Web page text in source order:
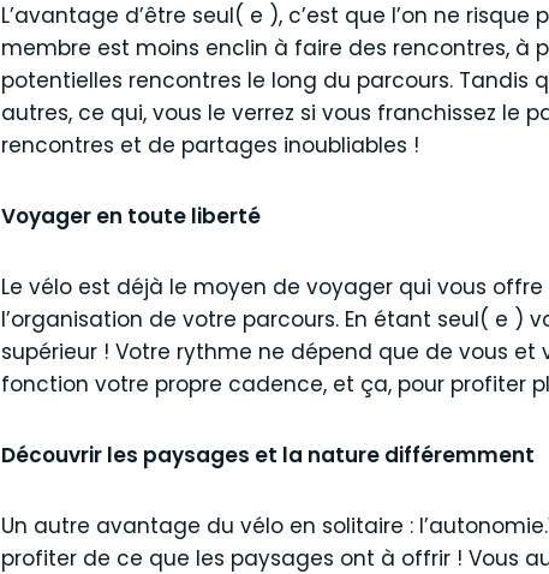
L’avantage d’être seul( e ), c’est que l’on ne
membre est moins enclin à faire des rencontres, à
potentielles rencontres le long du parcours. Tandis
autres, ce qui, vous le verrez si vous franchissez le
rencontres et de partages inoubliables !
Voyager en toute liberté
Le vélo est déjà le moyen de voyager qui vous
l’organisation de votre parcours. En étant seul( e )
supérieur ! Votre rythme ne dépend que de vous et
fonction votre propre cadence, et ça, pour profiter
Découvrir les paysages et la nature différemment
Un autre avantage du vélo en solitaire :
profiter de ce que les paysages ont à offrir ! Vous